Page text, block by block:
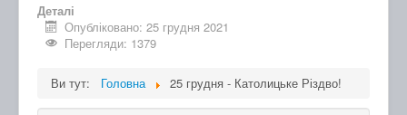
Деталі
Опубліковано: 25 грудня 2021
Перегляди: 1379
Ви тут: Головна 25 грудня - Католицьке Різдво!